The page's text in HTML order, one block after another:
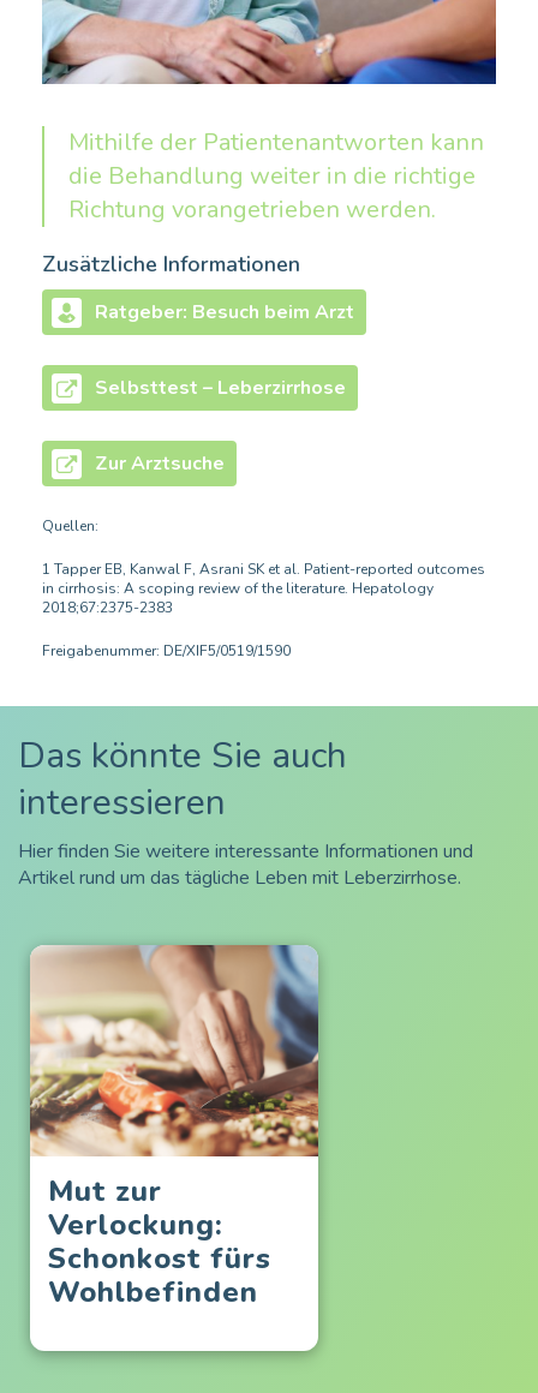
Mithilfe der Patientenantworten kann
die Behandlung weiter in die richtige
Richtung vorangetrieben werden.
Zusätzliche Informationen
Ratgeber: Besuch beim Arzt
Selbsttest – Leberzirrhose
Zur Arztsuche
Quellen:
1 Tapper EB, Kanwal F, Asrani SK et al. Patient-reported outcomes
in cirrhosis: A scoping review of the literature. Hepatology
2018;67:2375-2383
Freigabenummer: DE/XIF5/0519/1590
Das könnte Sie auch
interessieren
Hier finden Sie weitere interessante Informationen und
Artikel rund um das tägliche Leben mit Leberzirrhose.
Mut zur
Verlockung:
Schonkost fürs
Wohlbefinden